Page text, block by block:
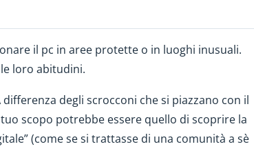
il pc in aree protette o in luoghi inusuali.
loro abitudini.
degli scrocconi che si piazzano con il
scopo potrebbe essere quello di scoprire la
(come se si trattasse di una comunità a sè